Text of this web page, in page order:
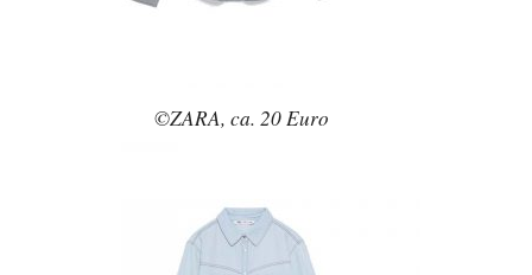
©ZARA, ca. 20 Euro